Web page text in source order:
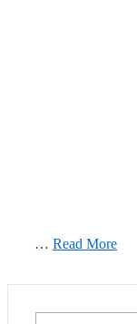
… Read More